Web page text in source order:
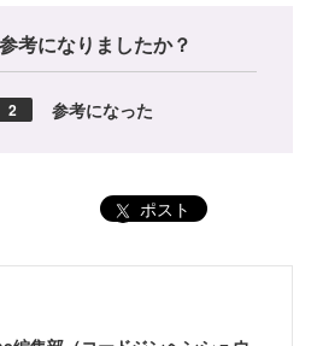
考になりましたか？
2 参考になった
ポスト